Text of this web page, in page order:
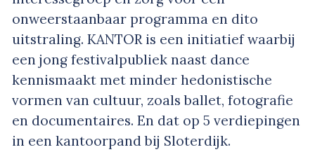
onweerstaanbaar programma en dito
uitstraling. KANTOR is een initiatief waarbij
een jong festivalpubliek naast dance
kennismaakt met minder hedonistische
vormen van cultuur, zoals ballet, fotografie
en documentaires. En dat op 5 verdiepingen
in een kantoorpand bij Sloterdijk.